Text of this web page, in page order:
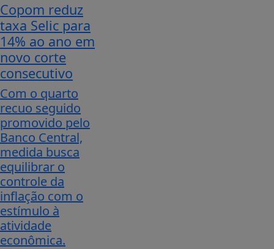
Copom reduz
taxa Selic para
14% ao ano em
novo corte
consecutivo
Com o quarto
recuo seguido
promovido pelo
Banco Central,
medida busca
equilibrar o
controle da
inflação com o
estímulo à
atividade
econômica.